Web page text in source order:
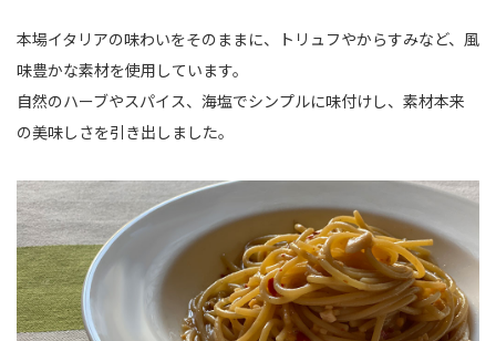
本場イタリアの味わいをそのままに、トリュフやからすみなど、風
味豊かな素材を使用しています。
自然のハーブやスパイス、海塩でシンプルに味付けし、素材本来
の美味しさを引き出しました。